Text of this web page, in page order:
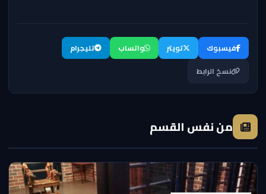
فيسبوك تويتر واتساب
تليجرام
نسخ الرابط
من نفس القسم